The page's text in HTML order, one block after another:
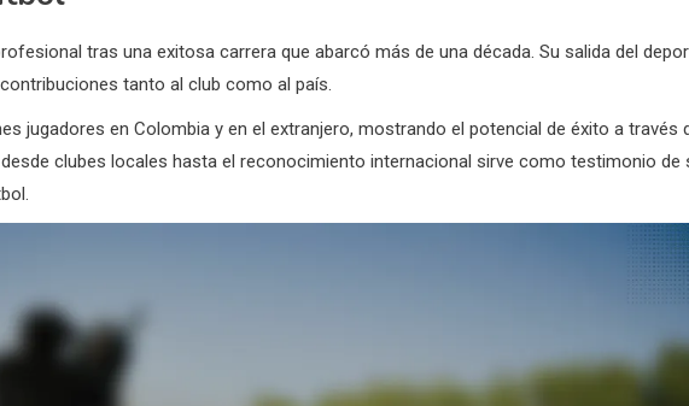
tras una exitosa carrera que abarcó más de una década. Su salida del
tanto al club como al país.
jugadores en Colombia y en el extranjero, mostrando el potencial de éxito a través
clubes locales hasta el reconocimiento internacional sirve como testimonio de